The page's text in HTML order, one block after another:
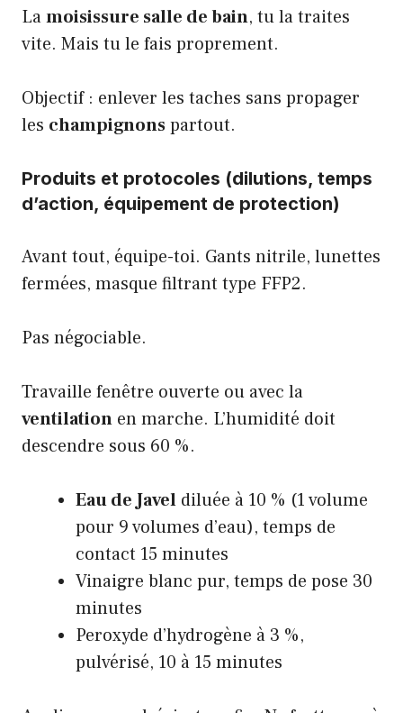
Lamoisissure salle de bain, tu la traites
vite. Mais tu le fais proprement.
Objectif : enlever les taches sans propager
les champignonspartout.
Produits et protocoles (dilutions, temps
d’action, équipement de protection)
Avant tout, équipe-toi. Gants nitrile, lunettes
fermées, masque filtrant type FFP2.
Pas négociable.
Travaille fenêtre ouverte ou avec la
ventilation en marche. L’humidité doit
descendre sous 60 %.
Eau de Javel diluée à 10 % (1 volume
pour 9 volumes d’eau), temps de
contact 15 minutes
Vinaigre blanc pur, temps de pose 30
minutes
Peroxyde d’hydrogène à 3 %,
pulvérisé, 10 à 15 minutes